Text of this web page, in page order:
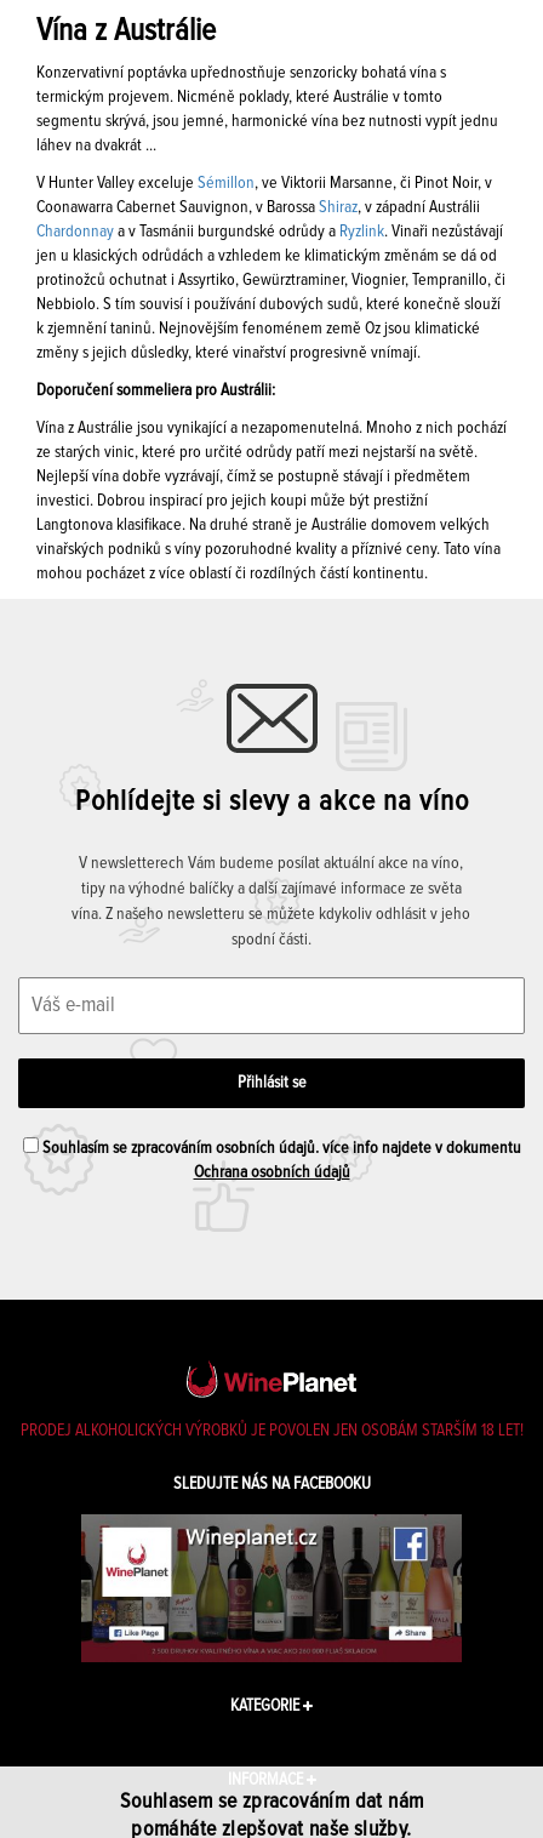
Vína z Austrálie
Konzervativní poptávka upřednostňuje senzoricky bohatá vína s
termickým projevem. Nicméně poklady, které Austrálie v tomto
segmentu skrývá, jsou jemné, harmonické vína bez nutnosti vypít jednu
láhev na dvakrát ...
V Hunter Valley exceluje Sémillon, ve Viktorii Marsanne, či Pinot Noir, v
Coonawarra Cabernet Sauvignon, v Barossa Shiraz, v západní Austrálii
Chardonnay a v Tasmánii burgundské odrůdy a Ryzlink. Vinaři nezůstávají
jen u klasických odrůdách a vzhledem ke klimatickým změnám se dá od
protinožců ochutnat i Assyrtiko, Gewürztraminer, Viognier, Tempranillo, či
Nebbiolo. S tím souvisí i používání dubových sudů, které konečně slouží
k zjemnění taninů. Nejnovějším fenoménem země Oz jsou klimatické
změny s jejich důsledky, které vinařství progresivně vnímají.
Doporučení sommeliera pro Austrálii:
Vína z Austrálie jsou vynikající a nezapomenutelná. Mnoho z nich pochází
ze starých vinic, které pro určité odrůdy patří mezi nejstarší na světě.
Nejlepší vína dobře vyzrávají, čímž se postupně stávají i předmětem
investici. Dobrou inspirací pro jejich koupi může být prestižní
Langtonova klasifikace. Na druhé straně je Austrálie domovem velkých
vinařských podniků s víny pozoruhodné kvality a příznivé ceny. Tato vína
mohou pocházet z více oblastí či rozdílných částí kontinentu.
Pohlídejte si slevy a akce na víno
V newsletterech Vám budeme posílat aktuální akce na víno,
tipy na výhodné balíčky a další zajímavé informace ze světa
vína. Z našeho newsletteru se můžete kdykoliv odhlásit v jeho
spodní části.
Souhlasím se zpracováním osobních údajů. více info najdete v dokumentu
Ochrana osobních údajů
PRODEJ ALKOHOLICKÝCH VÝROBKŮ JE POVOLEN JEN OSOBÁM STARŠÍM 18 LET!
SLEDUJTE NÁS NA FACEBOOKU
KATEGORIE
INFORMACE
Souhlasem se zpracováním dat nám
pomáháte zlepšovat naše služby.